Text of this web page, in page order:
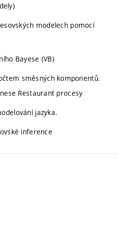
modelech pomocí
Bayese (VB)
směsných komponentů.
Restaurant procesy
jazyka.
inference